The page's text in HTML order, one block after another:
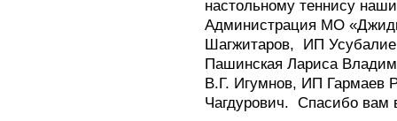
настольному теннису
Администрация МО
Шагжитаров, ИП
Пашинская Лариса
В.Г. Игумнов, ИП Гармаев
Чагдурович. Спасибо вам